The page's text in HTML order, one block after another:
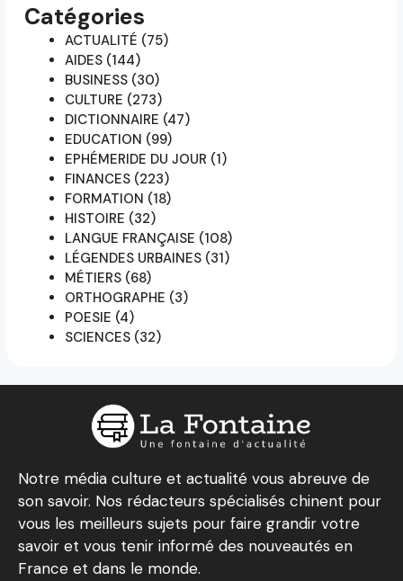
Catégories
ACTUALITÉ (75)
AIDES (144)
BUSINESS (30)
CULTURE (273)
DICTIONNAIRE (47)
EDUCATION (99)
EPHÉMERIDE DU JOUR (1)
FINANCES (223)
FORMATION (18)
HISTOIRE (32)
LANGUE FRANÇAISE (108)
LÉGENDES URBAINES (31)
MÉTIERS (68)
ORTHOGRAPHE (3)
POESIE (4)
SCIENCES (32)
Notre média culture et actualité vous abreuve de
son savoir. Nos rédacteurs spécialisés chinent pour
vous les meilleurs sujets pour faire grandir votre
savoir et vous tenir informé des nouveautés en
France et dans le monde.